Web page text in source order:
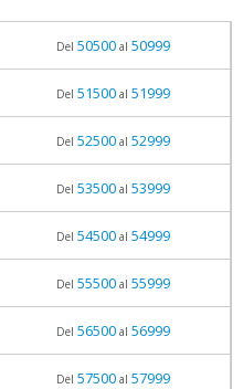
Del 50500al 50999
Del 51500al 51999
Del 52500al 52999
Del 53500al 53999
Del 54500al 54999
Del 55500al 55999
Del 56500al 56999
Del 57500al 57999